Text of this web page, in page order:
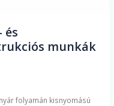
és
munkák
folyamán kisnyomású